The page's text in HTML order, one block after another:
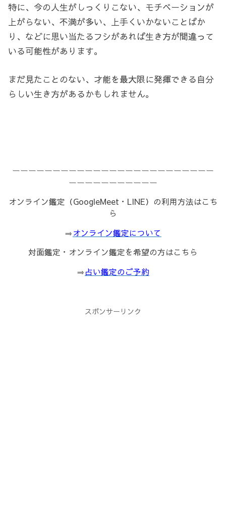
特に、今の人生がしっくりこない、モチベーションが
上がらない、不満が多い、上手くいかないことばか
り、などに思い当たるフシがあれば生き方が間違って
いる可能性があります。
まだ見たことのない、才能を最大限に発揮できる自分
らしい生き方があるかもしれません。
ーーーーーーーーーーーーーーーーーーーーーーーーー
ーーーーーーーーーーー
オンライン鑑定（GoogleMeet・LINE）の利用方法はこち
ら
⇒オンライン鑑定について
対面鑑定・オンライン鑑定を希望の方はこちら
⇒占い鑑定のご予約
スポンサーリンク